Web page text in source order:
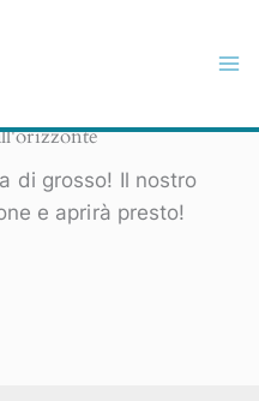
di grosso! Il nostro
e aprirà presto!